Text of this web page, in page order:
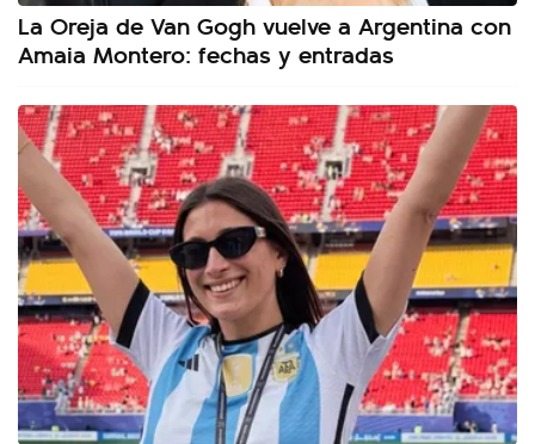
La Oreja de Van Gogh vuelve a Argentina con
Amaia Montero: fechas y entradas